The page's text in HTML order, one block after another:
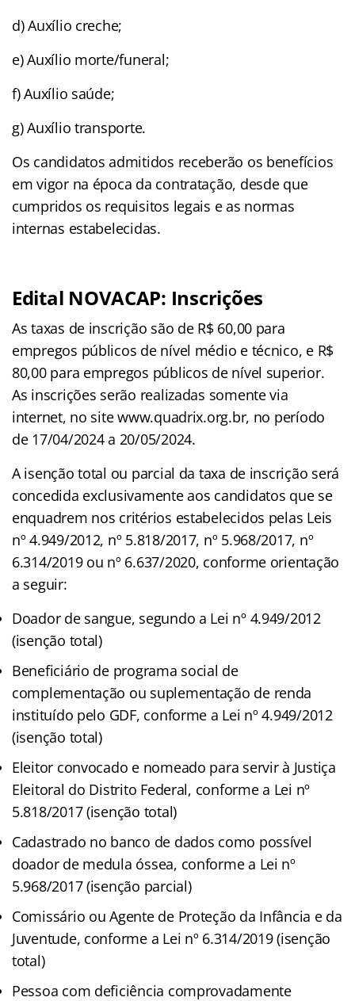
d) Auxílio creche;
e) Auxílio morte/funeral;
f) Auxílio saúde;
g) Auxílio transporte.
Os candidatos admitidos receberão os benefícios
em vigor na época da contratação, desde que
cumpridos os requisitos legais e as normas
internas estabelecidas.
Edital NOVACAP: Inscrições
As taxas de inscrição são de R$ 60,00 para
empregos públicos de nível médio e técnico, e R$
80,00 para empregos públicos de nível superior.
As inscrições serão realizadas somente via
internet, no site www.quadrix.org.br, no período
de 17/04/2024 a 20/05/2024.
A isenção total ou parcial da taxa de inscrição será
concedida exclusivamente aos candidatos que se
enquadrem nos critérios estabelecidos pelas Leis
nº 4.949/2012, nº 5.818/2017, nº 5.968/2017, nº
6.314/2019 ou nº 6.637/2020, conforme orientação
a seguir:
Doador de sangue, segundo a Lei nº 4.949/2012
(isenção total)
Beneficiário de programa social de
complementação ou suplementação de renda
instituído pelo GDF, conforme a Lei nº 4.949/2012
(isenção total)
Eleitor convocado e nomeado para servir à Justiça
Eleitoral do Distrito Federal, conforme a Lei nº
5.818/2017 (isenção total)
Cadastrado no banco de dados como possível
doador de medula óssea, conforme a Lei nº
5.968/2017 (isenção parcial)
Comissário ou Agente de Proteção da Infância e da
Juventude, conforme a Lei nº 6.314/2019 (isenção
total)
Pessoa com deficiência comprovadamente